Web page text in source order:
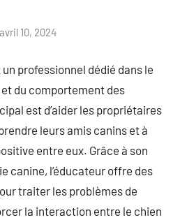
avril 10, 2024
professionnel dédié dans le
et du comportement des
est d’aider les propriétaires
leurs amis canins et à
entre eux. Grâce à son
canine, l’éducateur offre des
traiter les problèmes de
la interaction entre le chien